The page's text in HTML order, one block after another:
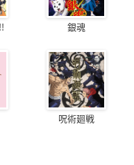
銀魂
呪術廻戦